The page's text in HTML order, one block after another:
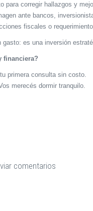
para corregir hallazgos y
ante bancos,
fiscales o
gasto: es una inversión
financiera?
primera consulta sin costo.
merecés dormir tranquilo.
comentarios